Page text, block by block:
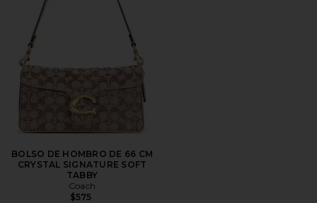
BOLSO DE HOMBRO DE 66 CM
CRYSTAL SIGNATURE SOFT
TABBY
Coach
$575